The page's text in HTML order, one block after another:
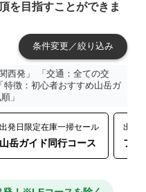
を目指すことができま
条件変更／絞り込み
西発」 「交通：全ての交
徴：初心者おすすめ山岳ガ
」
出発日限定在庫一掃セール
山岳ガイド同行コース
出発
フリ